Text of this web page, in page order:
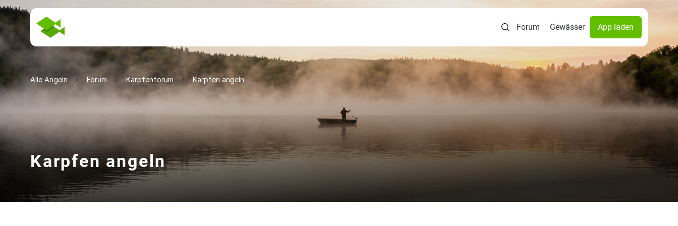
Forum Gewässer App laden
Alle Angeln Forum Karpfenforum Karpfen angeln
Karpfen angeln